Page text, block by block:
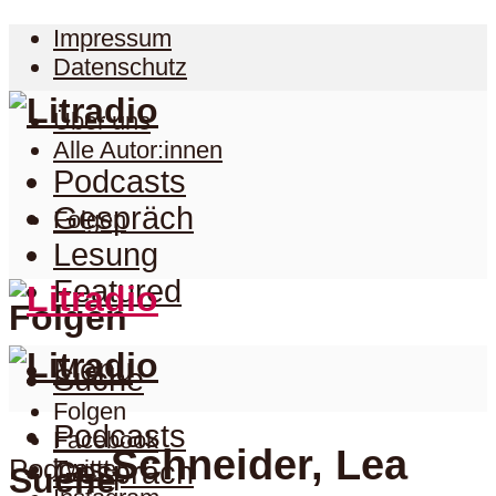
Impressum
Datenschutz
Über uns
Alle Autor:innen
Folgen
Folgen
Folgen
Facebook
Twitter
Podcasts
Gespräch
Lesung
Featured
Menu
Suche
Suche
Podcasts
Gespräch
PodcastSchneider, Lea